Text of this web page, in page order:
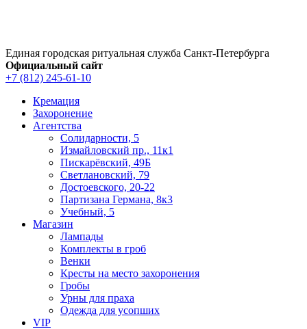
Единая городская ритуальная служба Санкт‑Петербурга
Официальный сайт
+7 (812) 245-61-10
Кремация
Захоронение
Агентства
Солидарности, 5
Измайловский пр., 11к1
Пискарёвский, 49Б
Светлановский, 79
Достоевского, 20-22
Партизана Германа, 8к3
Учебный, 5
Магазин
Лампады
Комплекты в гроб
Венки
Кресты на место захоронения
Гробы
Урны для праха
Одежда для усопших
VIP